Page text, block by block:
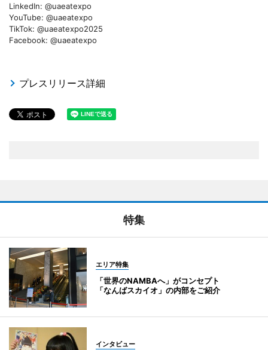
LinkedIn: @uaeatexpo
YouTube: @uaeatexpo
TikTok: @uaeatexpo2025
Facebook: @uaeatexpo
プレスリリース詳細
特集
エリア特集
「世界のNAMBAへ」がコンセプト
「なんばスカイオ」の内部をご紹介
インタビュー